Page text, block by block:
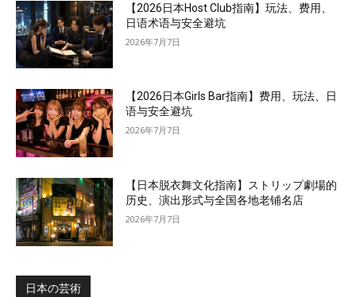
【2026日本Host Club指南】玩法、费用、
日语术语与安全避坑
2026年7月7日
【2026日本Girls Bar指南】费用、玩法、日
语与安全避坑
2026年7月7日
【日本脱衣舞文化指南】ストリップ劇場的
历史、演出形式与全国各地老铺名店
2026年7月7日
日本の芸術